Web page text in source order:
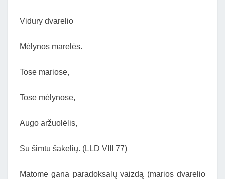
Vidury dvarelio
Mėlynos marelės.
Tose mariose,
Tose mėlynose,
Augo aržuolėlis,
Su šimtu šakelių. (LLD VIII 77)
Matome gana paradoksalų vaizdą (marios dvarelio